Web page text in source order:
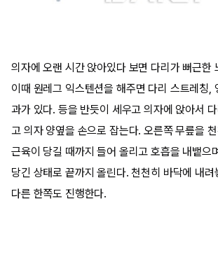
의자에 오랜 시간 앉아있다 보면 다리가 뻐근한
이때 원레그 익스텐션을 해주면 다리 스트레칭,
과가 있다. 등을 반듯이 세우고 의자에 앉아서
고 의자 양옆을 손으로 잡는다. 오른쪽 무릎을
근육이 당길 때까지 들어 올리고 호흡을 내뱉으
당긴 상태로 끝까지 올린다. 천천히 바닥에 내
다른 한쪽도 진행한다.